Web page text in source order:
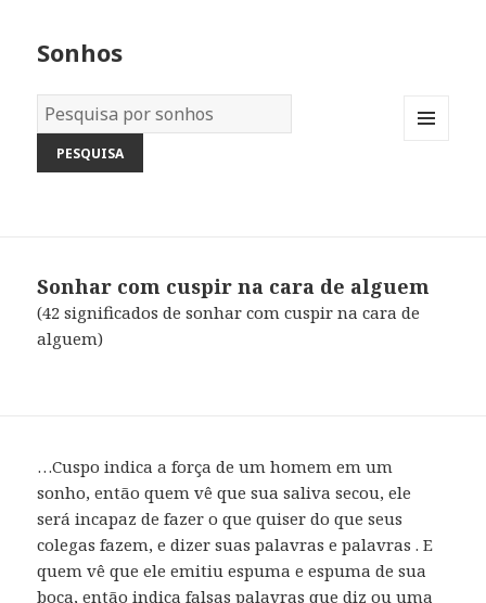
Sonhos
Dicionário
dos
Sonhos:
Sonhar com cuspir na cara de alguem
(42 significados de sonhar com cuspir na cara de
alguem)
…Cuspo indica a força de um homem em um
sonho, então quem vê que sua saliva secou, ​​ele
será incapaz de fazer o que quiser do que seus
colegas fazem, e dizer suas palavras e palavras . E
quem vê que ele emitiu espuma e espuma de sua
boca, então indica falsas palavras que diz ou uma